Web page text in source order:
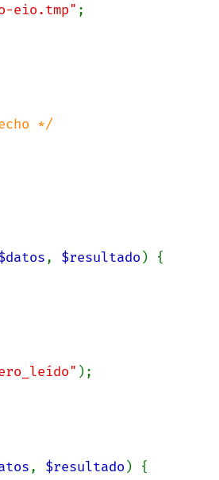
eio.tmp"
, $resultado ) {
);
, $resultado ) {